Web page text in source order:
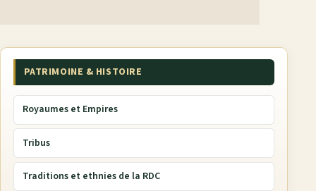
PATRIMOINE & HISTOIRE
Royaumes et Empires
Tribus
Traditions et ethnies de la RDC